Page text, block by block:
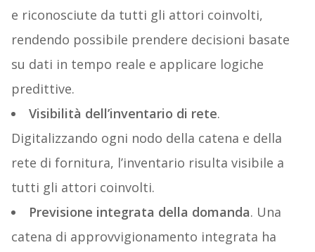
e riconosciute da tutti gli attori coinvolti,
rendendo possibile prendere decisioni basate
su dati in tempo reale e applicare logiche
predittive.
Visibilità dell’inventario di rete.
Digitalizzando ogni nodo della catena e della
rete di fornitura, l’inventario risulta visibile a
tutti gli attori coinvolti.
Previsione integrata della domanda. Una
catena di approvvigionamento integrata ha